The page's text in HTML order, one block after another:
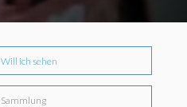
Will ich sehen
Sammlung